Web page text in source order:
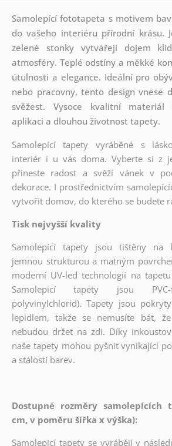
Samolepící fototapeta s motivem
do vašeho interiéru přírodní krásu.
zelené stonky vytvářejí dojem
atmosféry. Teplé odstíny a měkké
útulnosti a elegance. Ideální pro
nebo pracovny, tento design vnese
svěžest. Vysoce kvalitní materiál
aplikaci a dlouhou životnost tapety.
Samolepící tapety vyráběné s
interiér i u vás doma. Vyberte si z
přineste radost a svěží vánek v
dekorace. I prostřednictvím
vytvořit domov, do kterého se budete
Tisk nejvyšší kvality
Samolepící tapety jsou tištěny na
jemnou strukturou a matným
moderní UV-led technologií na
Samolepicí tapety jsou PVC-
polyvinylchlorid). Tapety jsou
lepidlem, takže se nemusíte bát,
nebudou držet na zdi. Díky
naše tapety mohou pyšnit vynikající
a stálostí barev.
Dostupné rozměry samolepících
cm, v poměru šířka x výška):
Samolepicí tapety se vyrábějí v